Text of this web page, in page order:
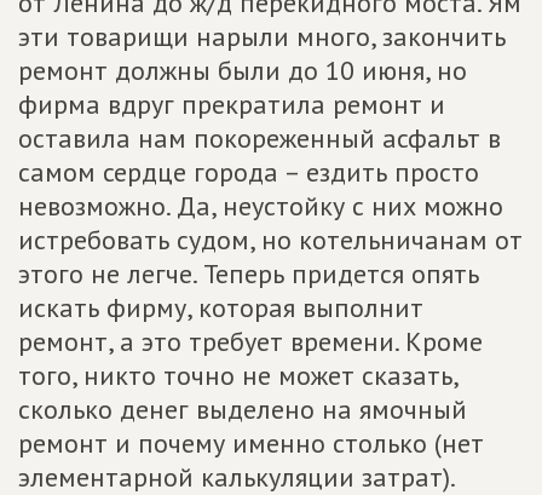
эти товарищи нарыли много, закончить
ремонт должны были до 10 июня, но
фирма вдруг прекратила ремонт и
оставила нам покореженный асфальт в
самом сердце города – ездить просто
невозможно. Да, неустойку с них можно
истребовать судом, но котельничанам от
этого не легче. Теперь придется опять
искать фирму, которая выполнит
ремонт, а это требует времени. Кроме
того, никто точно не может сказать,
сколько денег выделено на ямочный
ремонт и почему именно столько (нет
элементарной калькуляции затрат).